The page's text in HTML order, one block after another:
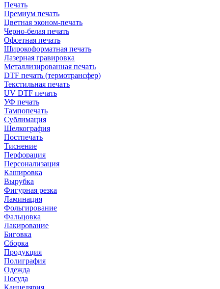
Печать
Премиум печать
Цветная эконом-печать
Черно-белая печать
Офсетная печать
Широкоформатная печать
Лазерная гравировка
Металлизированная печать
DTF печать (термотрансфер)
Текстильная печать
UV DTF печать
УФ печать
Тампопечать
Сублимация
Шелкография
Постпечать
Тиснение
Перфорация
Персонализация
Кашировка
Вырубка
Фигурная резка
Ламинация
Фольгирование
Фальцовка
Лакирование
Биговка
Сборка
Продукция
Полиграфия
Одежда
Посуда